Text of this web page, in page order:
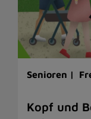
Senioren |
Kopf und